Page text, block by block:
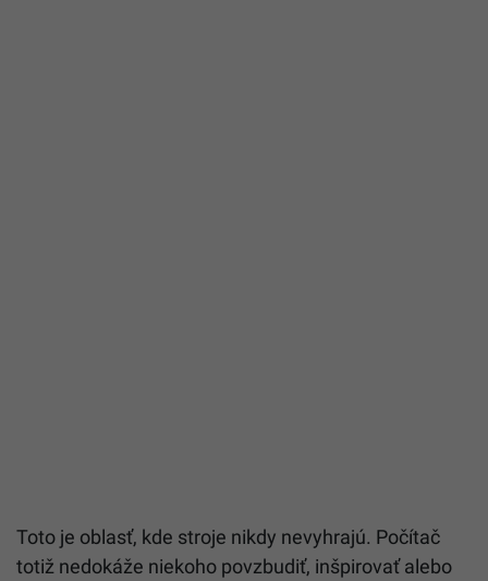
Toto je oblasť, kde stroje nikdy nevyhrajú. Počítač
totiž nedokáže niekoho povzbudiť, inšpirovať alebo